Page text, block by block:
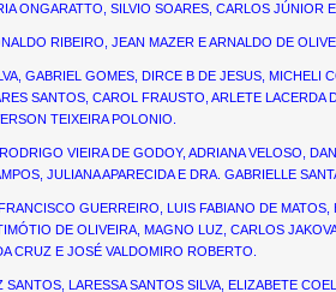
ONGARATTO, SILVIO SOARES, CARLOS JÚNIOR
RIBEIRO, JEAN MAZER E ARNALDO DE
GABRIEL GOMES, DIRCE B DE JESUS, MICHELI
SANTOS, CAROL FRAUSTO, ARLETE LACERDA
TEIXEIRA POLONIO.
VIEIRA DE GODOY, ADRIANA VELOSO,
JULIANA APARECIDA E DRA. GABRIELLE
GUERREIRO, LUIS FABIANO DE MATOS,
DE OLIVEIRA, MAGNO LUZ, CARLOS
CRUZ E JOSÉ VALDOMIRO ROBERTO.
LARESSA SANTOS SILVA, ELIZABETE